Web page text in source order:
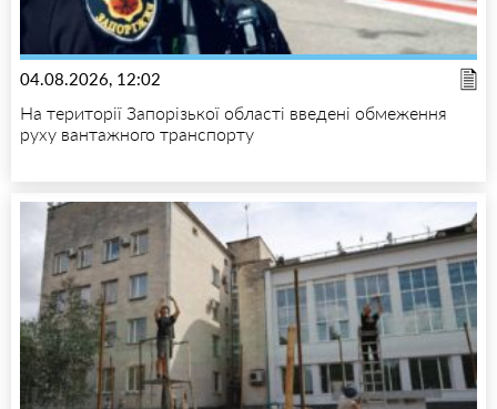
04.08.2026, 12:02
На території Запорізької області введені обмеження
руху вантажного транспорту